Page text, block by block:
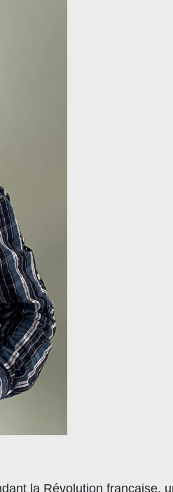
la Révolution française,